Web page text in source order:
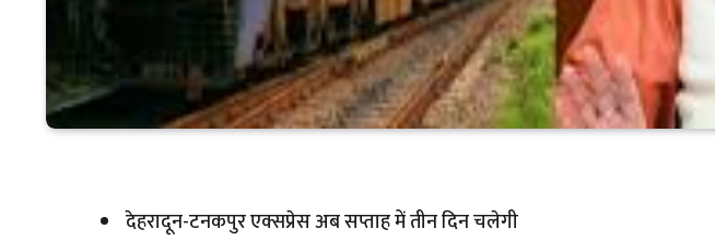
देहरादून-टनकपुर एक्सप्रेस अब सप्ताह में तीन दिन चलेगी